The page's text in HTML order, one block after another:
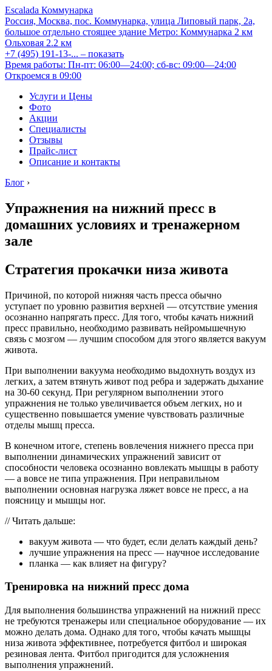
Escalada Коммунарка
Россия, Москва, пос. Коммунарка, улица Липовый парк, 2а,
большое отдельно стоящее здание Метро: Коммунарка 2 км
Ольховая 2.2 км
+7 (495) 191-13-... – показать
Время работы: Пн-пт: 06:00—24:00; сб-вс: 09:00—24:00
Откроемся в 09:00
Услуги и Цены
Фото
Акции
Специалисты
Отзывы
Прайс-лист
Описание и контакты
Блог ›
Упражнения на нижний пресс в
домашних условиях и тренажерном
зале
Стратегия прокачки низа живота
Причиной, по которой нижняя часть пресса обычно
уступает по уровню развития верхней — отсутствие умения
осознанно напрягать пресс. Для того, чтобы качать нижний
пресс правильно, необходимо развивать нейромышечную
связь с мозгом — лучшим способом для этого является вакуум
живота.
При выполнении вакуума необходимо выдохнуть воздух из
легких, а затем втянуть живот под ребра и задержать дыхание
на 30-60 секунд. При регулярном выполнении этого
упражнения не только увеличивается объем легких, но и
существенно повышается умение чувствовать различные
отделы мышц пресса.
В конечном итоге, степень вовлечения нижнего пресса при
выполнении динамических упражнений зависит от
способности человека осознанно вовлекать мышцы в работу
— а вовсе не типа упражнения. При неправильном
выполнении основная нагрузка ляжет вовсе не пресс, а на
поясницу и мышцы ног.
// Читать дальше:
вакуум живота — что будет, если делать каждый день?
лучшие упражнения на пресс — научное исследование
планка — как влияет на фигуру?
Тренировка на нижний пресс дома
Для выполнения большинства упражнений на нижний пресс
не требуются тренажеры или специальное оборудование — их
можно делать дома. Однако для того, чтобы качать мышцы
низа живота эффективнее, потребуется фитбол и широкая
резиновая лента. Фитбол пригодится для усложнения
выполнения упражнений.